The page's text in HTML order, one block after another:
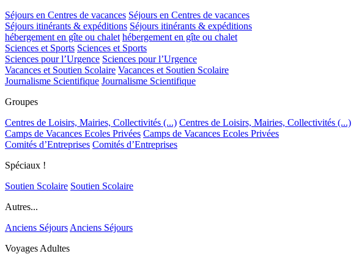
Séjours en Centres de vacances Séjours en Centres de vacances
Séjours itinérants & expéditions Séjours itinérants & expéditions
hébergement en gîte ou chalet hébergement en gîte ou chalet
Sciences et Sports Sciences et Sports
Sciences pour l’Urgence Sciences pour l’Urgence
Vacances et Soutien Scolaire Vacances et Soutien Scolaire
Journalisme Scientifique Journalisme Scientifique
Groupes
Centres de Loisirs, Mairies, Collectivités (...) Centres de Loisirs, Mairies, Collectivités (...)
Camps de Vacances Ecoles Privées Camps de Vacances Ecoles Privées
Comités d’Entreprises Comités d’Entreprises
Spéciaux !
Soutien Scolaire Soutien Scolaire
Autres...
Anciens Séjours Anciens Séjours
Voyages Adultes